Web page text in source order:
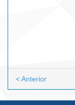
< Anterior